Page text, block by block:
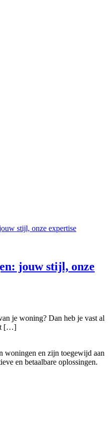
jouw stijl, onze
je woning? Dan heb je vast al
[…]
woningen en zijn toegewijd aan
en betaalbare oplossingen.